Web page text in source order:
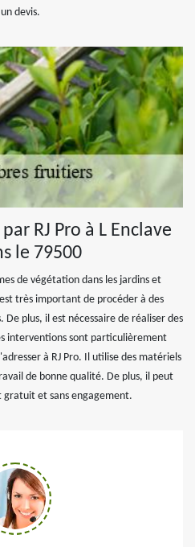
devis.
RJ Pro à L Enclave
le 79500
de végétation dans les jardins et
très important de procéder à des
plus, il est nécessaire de réaliser des
interventions sont particulièrement
à RJ Pro. Il utilise des matériels
de bonne qualité. De plus, il peut
et sans engagement.